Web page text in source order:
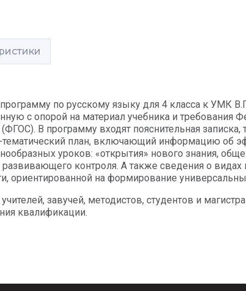
по русскому языку для 4 класса к УМК
с опорой на материал учебника и требования
(ФГОС). В программу входят пояснительная записка,
тематический план, включающий информацию об
уроков: «открытия» нового знания,
развивающего контроля. А также сведения о видах
ориентированной на формирование
завучей, методистов, студентов и
квалификации.